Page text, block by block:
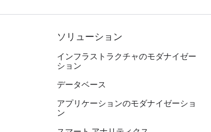
ソリューション
インフラストラクチャのモダナイゼー
ション
データベース
アプリケーションのモダナイゼーショ
ン